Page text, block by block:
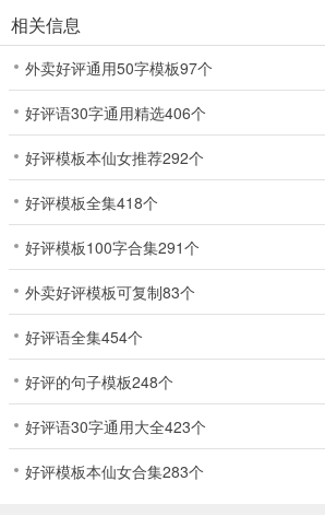
相关信息
外卖好评通用50字模板97个
好评语30字通用精选406个
好评模板本仙女推荐292个
好评模板全集418个
好评模板100字合集291个
外卖好评模板可复制83个
好评语全集454个
好评的句子模板248个
好评语30字通用大全423个
好评模板本仙女合集283个